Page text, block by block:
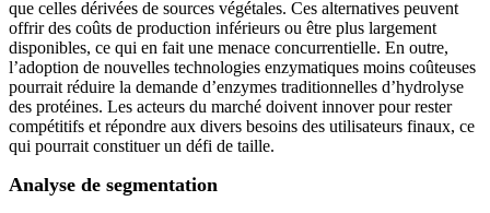
que celles dérivées de sources végétales. Ces alternatives peuvent
offrir des coûts de production inférieurs ou être plus largement
disponibles, ce qui en fait une menace concurrentielle. En outre,
l’adoption de nouvelles technologies enzymatiques moins coûteuses
pourrait réduire la demande d’enzymes traditionnelles d’hydrolyse
des protéines. Les acteurs du marché doivent innover pour rester
compétitifs et répondre aux divers besoins des utilisateurs finaux, ce
qui pourrait constituer un défi de taille.
Analyse de segmentation